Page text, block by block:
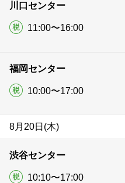
川口センター
11:00〜16:00
福岡センター
10:00〜17:00
8月20日(木)
渋谷センター
10:10〜17:00